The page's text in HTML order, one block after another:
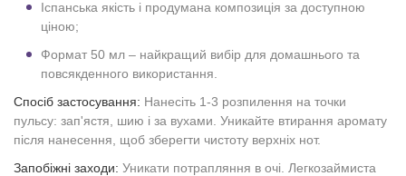
Іспанська якість і продумана композиція за доступною
ціною;
Формат 50 мл – найкращий вибір для домашнього та
повсякденного використання.
Спосіб застосування: Нанесіть 1-3 розпилення на точки
пульсу: зап'ястя, шию і за вухами. Уникайте втирання аромату
після нанесення, щоб зберегти чистоту верхніх нот.
Запобіжні заходи: Уникати потрапляння в очі. Легкозаймиста